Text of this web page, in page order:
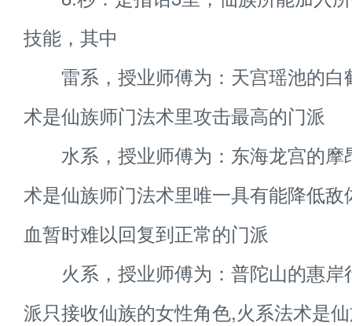
技能，其中
雷系，授业师傅为：天宫瑶池的白
术是仙族师门法术里攻击最高的门派
水系，授业师傅为：东海龙宫的摩
术是仙族师门法术里唯一具有能降低
血暂时难以回复到正常的门派
火系，授业师傅为：普陀山的惠岸
派只接收仙族的女性角色,火系法术是